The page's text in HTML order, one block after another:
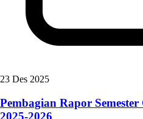
23 Des 2025
Pembagian Rapor
2025-2026